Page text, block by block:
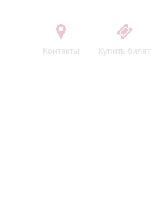
Контакты Купить билет